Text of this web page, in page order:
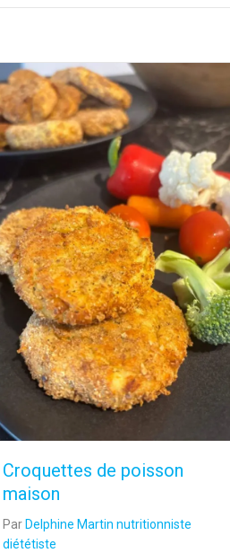
Croquettes de poisson
maison
Par Delphine Martin nutritionniste
diététiste